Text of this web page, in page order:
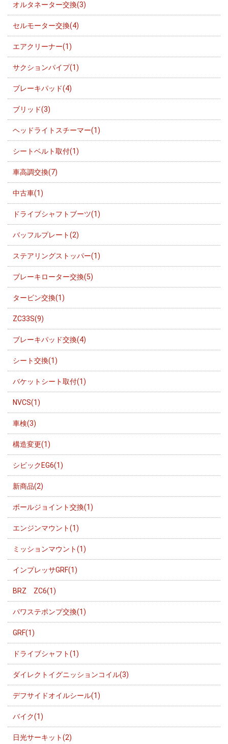
オルタネーター交換(3)
セルモーター交換(4)
エアクリーナー(1)
サクションパイプ(1)
ブレーキパッド(4)
ブリッド(3)
ヘッドライトスチーマー(1)
シートベルト取付(1)
車高調交換(7)
中古車(1)
ドライブシャフトブーツ(1)
バッフルプレート(2)
ステアリングストッパー(1)
ブレーキローター交換(5)
タービン交換(1)
ZC33S(9)
ブレーキパッド交換(4)
シート交換(1)
バケットシート取付(1)
NVCS(1)
車検(3)
構造変更(1)
シビックEG6(1)
新商品(2)
ボールジョイント交換(1)
エンジンマウント(1)
ミッションマウント(1)
インプレッサGRF(1)
BRZ ZC6(1)
パワステポンプ交換(1)
GRF(1)
ドライブシャフト(1)
ダイレクトイグニッションコイル(3)
デフサイドオイルシール(1)
バイク(1)
日光サーキット(2)